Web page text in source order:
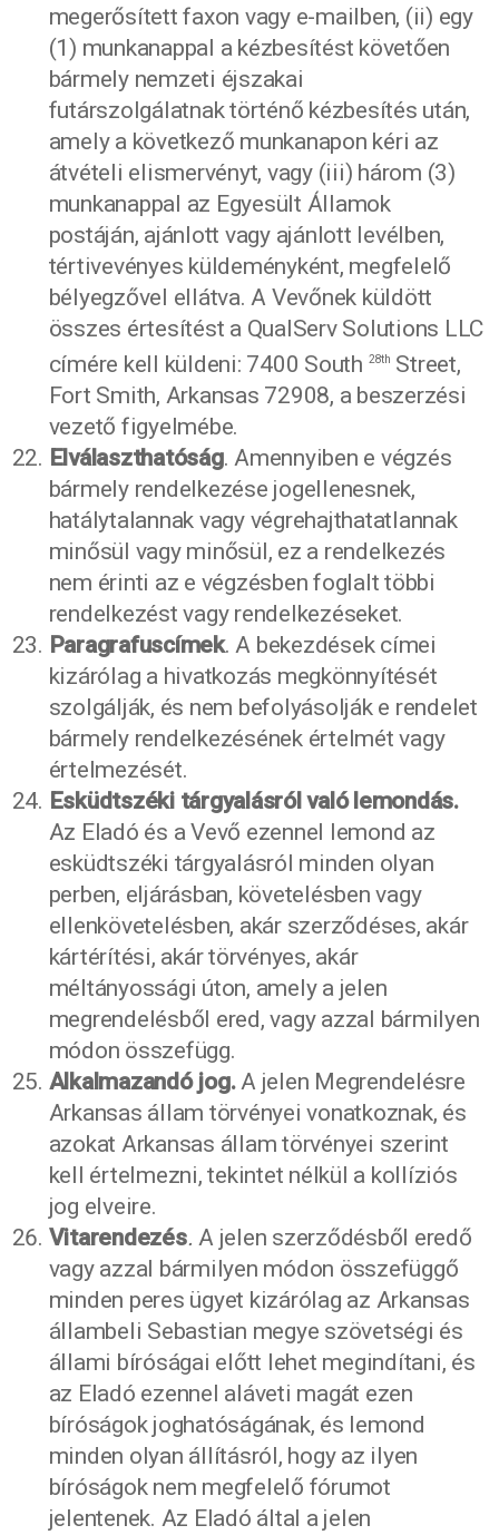
megerősített faxon vagy e-mailben, (ii) egy
(1) munkanappal a kézbesítést követően
bármely nemzeti éjszakai
futárszolgálatnak történő kézbesítés után,
amely a következő munkanapon kéri az
átvételi elismervényt, vagy (iii) három (3)
munkanappal az Egyesült Államok
postáján, ajánlott vagy ajánlott levélben,
tértivevényes küldeményként, megfelelő
bélyegzővel ellátva. A Vevőnek küldött
összes értesítést a QualServ Solutions LLC
címére kell küldeni: 7400 South 28th Street,
Fort Smith, Arkansas 72908, a beszerzési
vezető figyelmébe.
Elválaszthatóság. Amennyiben e végzés
bármely rendelkezése jogellenesnek,
hatálytalannak vagy végrehajthatatlannak
minősül vagy minősül, ez a rendelkezés
nem érinti az e végzésben foglalt többi
rendelkezést vagy rendelkezéseket.
Paragrafuscímek. A bekezdések címei
kizárólag a hivatkozás megkönnyítését
szolgálják, és nem befolyásolják e rendelet
bármely rendelkezésének értelmét vagy
értelmezését.
Esküdtszéki tárgyalásról való lemondás.
Az Eladó és a Vevő ezennel lemond az
esküdtszéki tárgyalásról minden olyan
perben, eljárásban, követelésben vagy
ellenkövetelésben, akár szerződéses, akár
kártérítési, akár törvényes, akár
méltányossági úton, amely a jelen
megrendelésből ered, vagy azzal bármilyen
módon összefügg.
Alkalmazandó jog.A jelen Megrendelésre
Arkansas állam törvényei vonatkoznak, és
azokat Arkansas állam törvényei szerint
kell értelmezni, tekintet nélkül a kollíziós
jog elveire.
Vitarendezés. A jelen szerződésből eredő
vagy azzal bármilyen módon összefüggő
minden peres ügyet kizárólag az Arkansas
állambeli Sebastian megye szövetségi és
állami bíróságai előtt lehet megindítani, és
az Eladó ezennel aláveti magát ezen
bíróságok joghatóságának, és lemond
minden olyan állításról, hogy az ilyen
bíróságok nem megfelelő fórumot
jelentenek. Az Eladó által a jelen